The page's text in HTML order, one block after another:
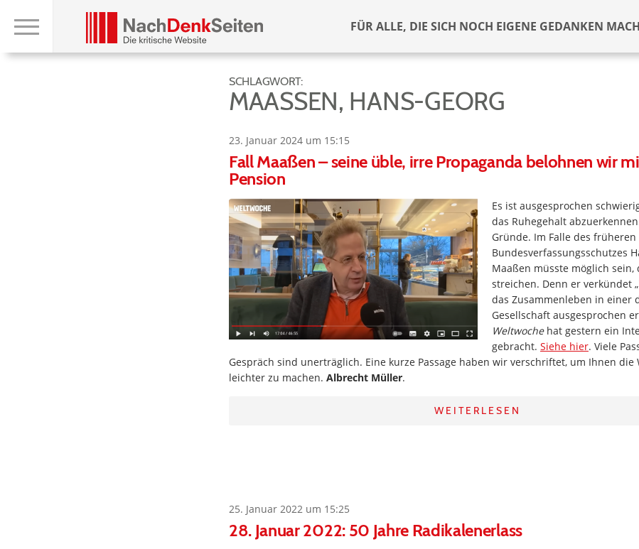
FÜR ALLE, DIE SICH NOCH EIGENE GEDANKEN
SCHLAGWORT:
MAASSEN, HANS-GEORG
23. Januar 2024 um 15:15
Fall Maaßen – seine üble, irre Propaganda belohnen wir
Pension
Es ist ausgesprochen
das Ruhegehalt
Gründe. Im Falle des
Bundesverfassungsschutzes
Maaßen müsste möglich sein,
streichen. Denn er verkündet
das Zusammenleben in einer
Gesellschaft ausgesprochen
Weltwochehat gestern ein
gebracht. Siehe hier. Viele
Gespräch sind unerträglich. Eine kurze Passage haben wir verschriftet, um Ihnen die
leichter zu machen. Albrecht Müller.
WEITERLESEN
25. Januar 2022 um 15:25
28. Januar 2022: 50 Jahre Radikalenerlass